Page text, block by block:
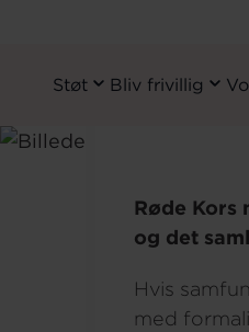
Gå
Primary
Navigation
Støt Bliv frivillig
Røde Kors
og det
Hvis
med